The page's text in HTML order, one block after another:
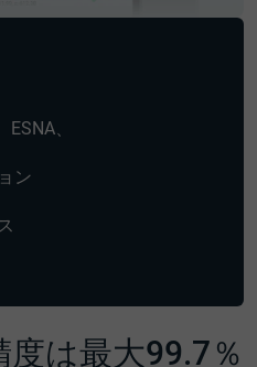
、
ン
は最大99.7％